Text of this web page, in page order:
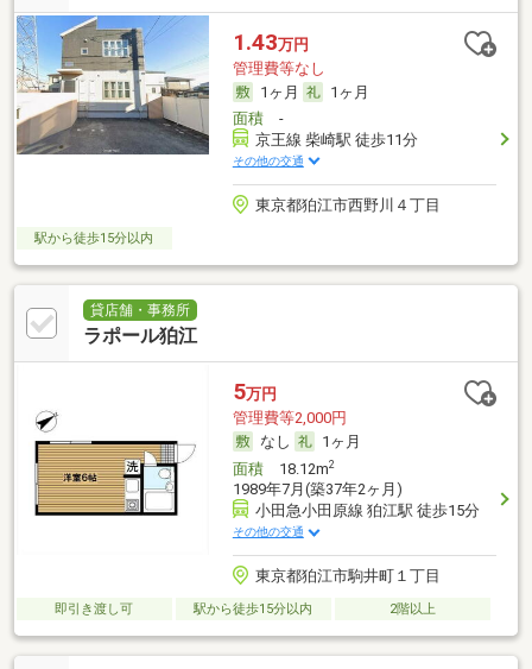
1.43万円
管理費等なし
1ヶ月
1ヶ月
面積-
京王線 柴崎駅 徒歩11分
その他の交通
東京都狛江市西野川４丁目
駅から徒歩15分以内
貸店舗・事務所
ラポール狛江
5万円
管理費等2,000円
なし
1ヶ月
面積18.12m2
1989年7月(築37年2ヶ月)
小田急小田原線 狛江駅 徒歩15分
その他の交通
東京都狛江市駒井町１丁目
即引き渡し可 駅から徒歩15分以内 2階以上